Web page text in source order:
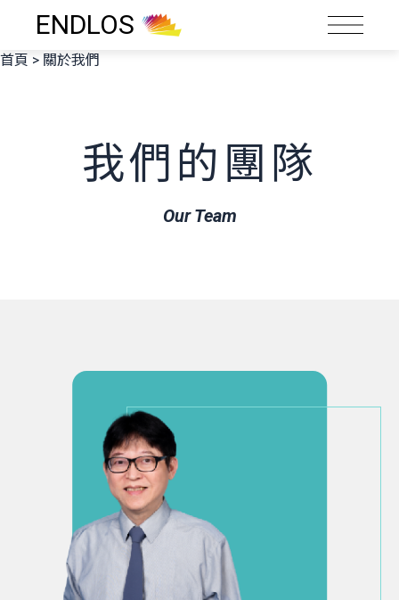
ENDLOS
首頁 > 關於我們
我們的團隊
Our Team